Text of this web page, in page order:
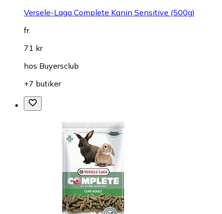
Versele-Laga Complete Kanin Sensitive (500g)
fr.
71 kr
hos Buyersclub
+7 butiker